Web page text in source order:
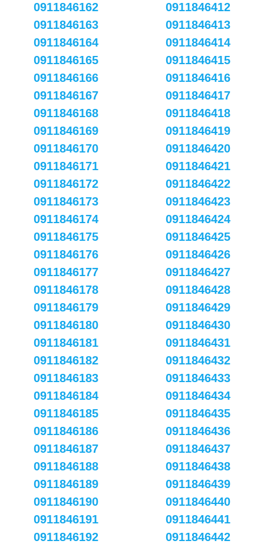
0911846162
0911846163
0911846164
0911846165
0911846166
0911846167
0911846168
0911846169
0911846170
0911846171
0911846172
0911846173
0911846174
0911846175
0911846176
0911846177
0911846178
0911846179
0911846180
0911846181
0911846182
0911846183
0911846184
0911846185
0911846186
0911846187
0911846188
0911846189
0911846190
0911846191
0911846192
0911846412
0911846413
0911846414
0911846415
0911846416
0911846417
0911846418
0911846419
0911846420
0911846421
0911846422
0911846423
0911846424
0911846425
0911846426
0911846427
0911846428
0911846429
0911846430
0911846431
0911846432
0911846433
0911846434
0911846435
0911846436
0911846437
0911846438
0911846439
0911846440
0911846441
0911846442